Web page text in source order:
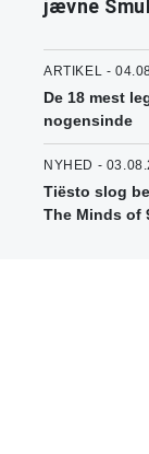
jævne
ARTIKEL -
De 18 mest
nogensinde
NYHED -
Tiësto slog
The Minds of